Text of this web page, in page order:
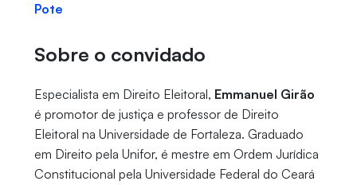
Pote
Sobre o convidado
Especialista em Direito Eleitoral, Emmanuel Girão
é promotor de justiça e professor de Direito
Eleitoral na Universidade de Fortaleza. Graduado
em Direito pela Unifor, é mestre em Ordem Jurídica
Constitucional pela Universidade Federal do Ceará